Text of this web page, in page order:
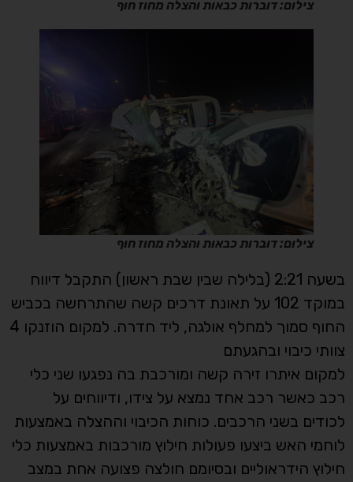
צילום: דוברות כבאות והצלה מחוז חוף
צילום: דוברות כבאות והצלה מחוז חוף
בשעה 2:21 (בלילה שבין שבת ראשון) התקבל דיווח
במוקד 102 על תאונת דרכים קשה שהתרחשה בכביש
החוף סמוך למחלף אולגה, ליד חדרה. למקום הוזנקו 4
צוותי כיבוי ובהגעתם
למקום איתרו זירה קשה ומורכבת בה נפגעו שני כלי
רכב כאשר רכב אחד נמצא על צידו, ודיווחים על
לכודים בשני הרכבים. כוחות הכיבוי וההצלה באמצעות
לוחמי האש ביצעו פעולות חילוץ מורכבות באמצעות כלי
חילוץ הידראוליים ובסיומם חולצה פצועה אחת במצב